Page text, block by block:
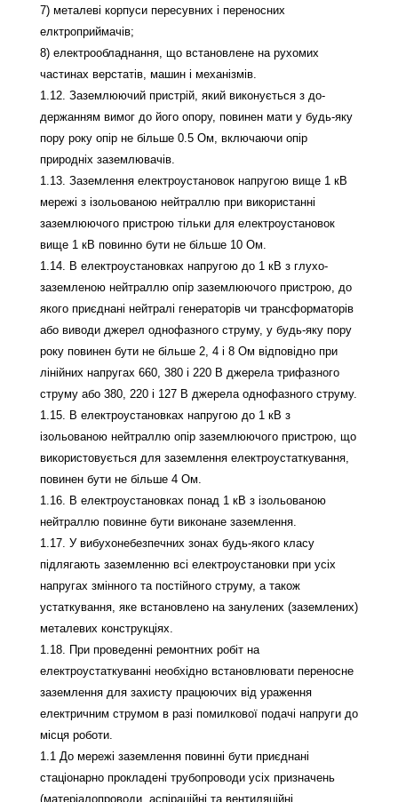
7) металеві корпуси пересувних і переносних
елктроприймачів;
8) електрообладнання, що встановлене на рухомих
частинах верстатів, машин і механізмів.
1.12. Заземлюючий пристрій, який виконується з до-
держанням вимог до його опору, повинен мати у будь-яку
пору року опір не більше 0.5 Ом, включаючи опір
природніх заземлювачів.
1.13. Заземлення електроустановок напругою вище 1 кВ
мережі з ізольованою нейтраллю при використанні
заземлюючого пристрою тільки для електроустановок
вище 1 кВ повинно бути не більше 10 Ом.
1.14. В електроустановках напругою до 1 кВ з глухо-
заземленою нейтраллю опір заземлюючого пристрою, до
якого приєднані нейтралі генераторів чи трансформаторів
або виводи джерел однофазного струму, у будь-яку пору
року повинен бути не більше 2, 4 і 8 Ом відповідно при
лінійних напругах 660, 380 і 220 В джерела трифазного
струму або 380, 220 і 127 В джерела однофазного струму.
1.15. В електроустановках напругою до 1 кВ з
ізольованою нейтраллю опір заземлюючого пристрою, що
використовується для заземлення електроустаткування,
повинен бути не більше 4 Ом.
1.16. В електроустановках понад 1 кВ з ізольованою
нейтраллю повинне бути виконане заземлення.
1.17. У вибухонебезпечних зонах будь-якого класу
підлягають заземленню всі електроустановки при усіх
напругах змінного та постійного струму, а також
устаткування, яке встановлено на занулених (заземлених)
металевих конструкціях.
1.18. При проведенні ремонтних робіт на
електроустаткуванні необхідно встановлювати переносне
заземлення для захисту працюючих від ураження
електричним струмом в разі помилкової подачі напруги до
місця роботи.
1.1 До мережі заземлення повинні бути приєднані
стаціонарно прокладені трубопроводи усіх призначень
(матеріалопроводи, аспіраційні та вентиляційні